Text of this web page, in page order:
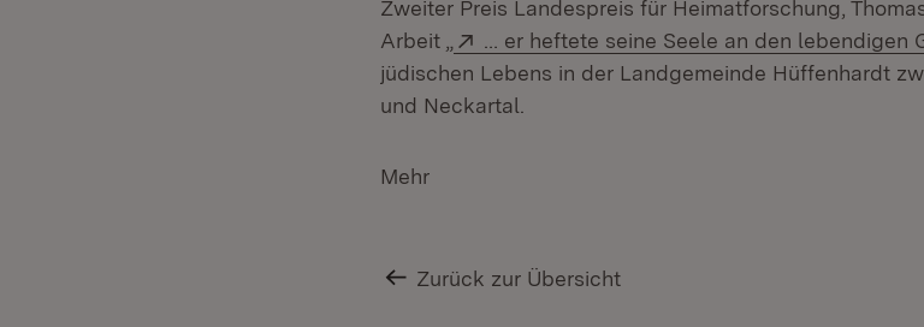
Zweiter Preis Landespreis für Heimatforschung,
Arbeit „
Extern:
… er heftete seine Seele an den lebendigen
jüdischen Lebens in der Landgemeinde Hüffenhardt
und Neckartal.
Mehr
Zurück zur Übersicht